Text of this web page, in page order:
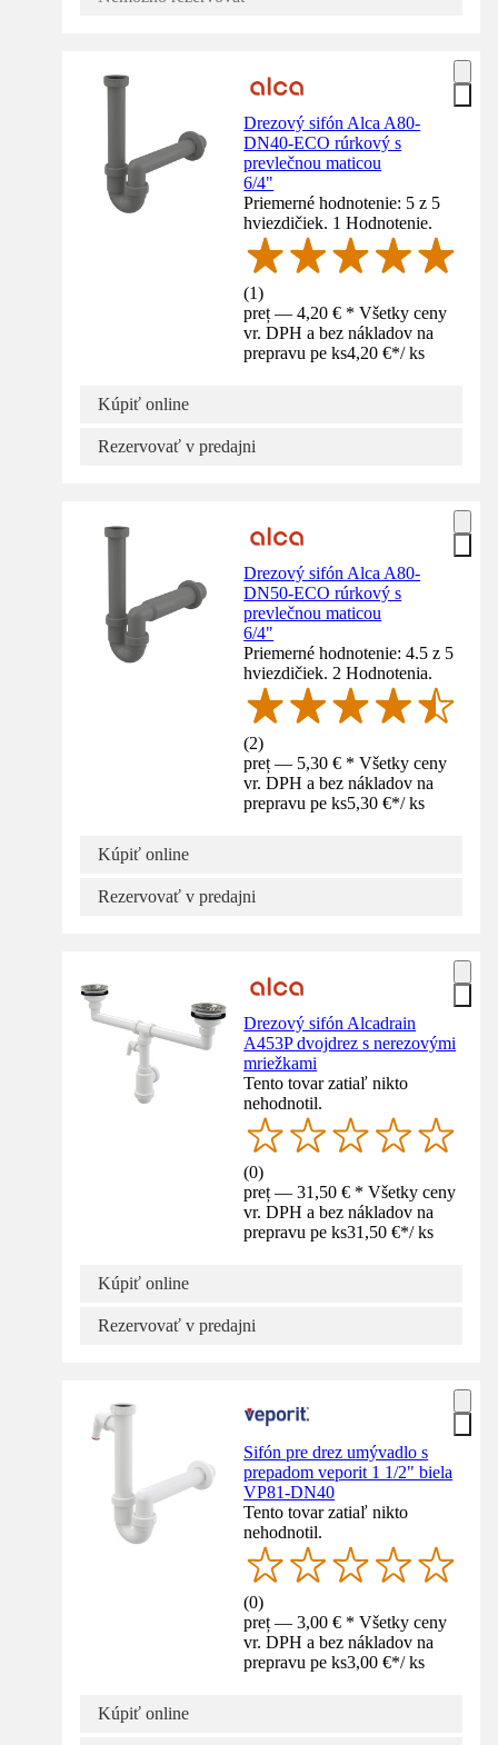
Drezový sifón Alca A80-
DN40-ECO rúrkový s
prevlečnou maticou
6/4"
Priemerné hodnotenie: 5 z 5
hviezdičiek. 1 Hodnotenie.
(1)
preț — 4,20 € * Všetky ceny
vr. DPH a bez nákladov na
prepravu pe ks4,20 €*/ ks
Kúpiť online
Rezervovať v predajni
Drezový sifón Alca A80-
DN50-ECO rúrkový s
prevlečnou maticou
6/4"
Priemerné hodnotenie: 4.5 z 5
hviezdičiek. 2 Hodnotenia.
(2)
preț — 5,30 € * Všetky ceny
vr. DPH a bez nákladov na
prepravu pe ks5,30 €*/ ks
Kúpiť online
Rezervovať v predajni
Drezový sifón Alcadrain
A453P dvojdrez s nerezovými
mriežkami
Tento tovar zatiaľ nikto
nehodnotil.
(0)
preț — 31,50 € * Všetky ceny
vr. DPH a bez nákladov na
prepravu pe ks31,50 €*/ ks
Kúpiť online
Rezervovať v predajni
Sifón pre drez umývadlo s
prepadom veporit 1 1/2" biela
VP81-DN40
Tento tovar zatiaľ nikto
nehodnotil.
(0)
preț — 3,00 € * Všetky ceny
vr. DPH a bez nákladov na
prepravu pe ks3,00 €*/ ks
Kúpiť online